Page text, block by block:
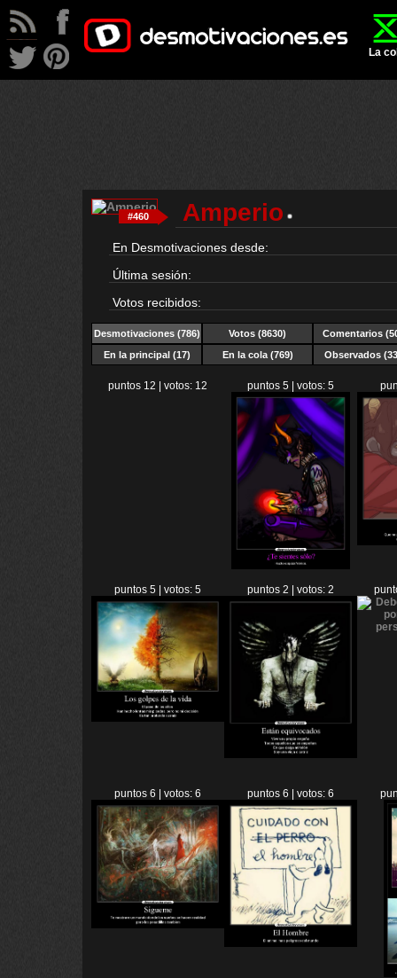
La
#460 Amperio
En Desmotivaciones desde:
Última sesión:
Votos recibidos:
Desmotivaciones(786) Votos (8630)
Comentarios
En la principal (17)
En la cola (769) Observados
puntos 12 | votos: 12 puntos 5 | votos: 5
puntos 5 | votos: 5 puntos 2 | votos: 2
puntos 6 | votos: 6 puntos 6 | votos: 6